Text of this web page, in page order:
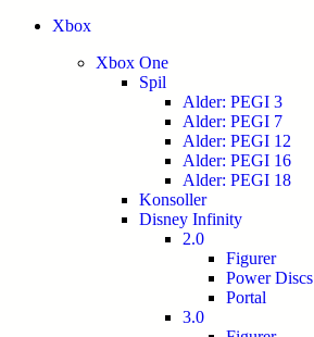
Xbox
Xbox One
Spil
Alder: PEGI 3
Alder: PEGI 7
Alder: PEGI 12
Alder: PEGI 16
Alder: PEGI 18
Konsoller
Disney Infinity
2.0
Figurer
Power Discs
Portal
3.0